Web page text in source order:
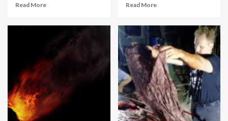
Read More Read More